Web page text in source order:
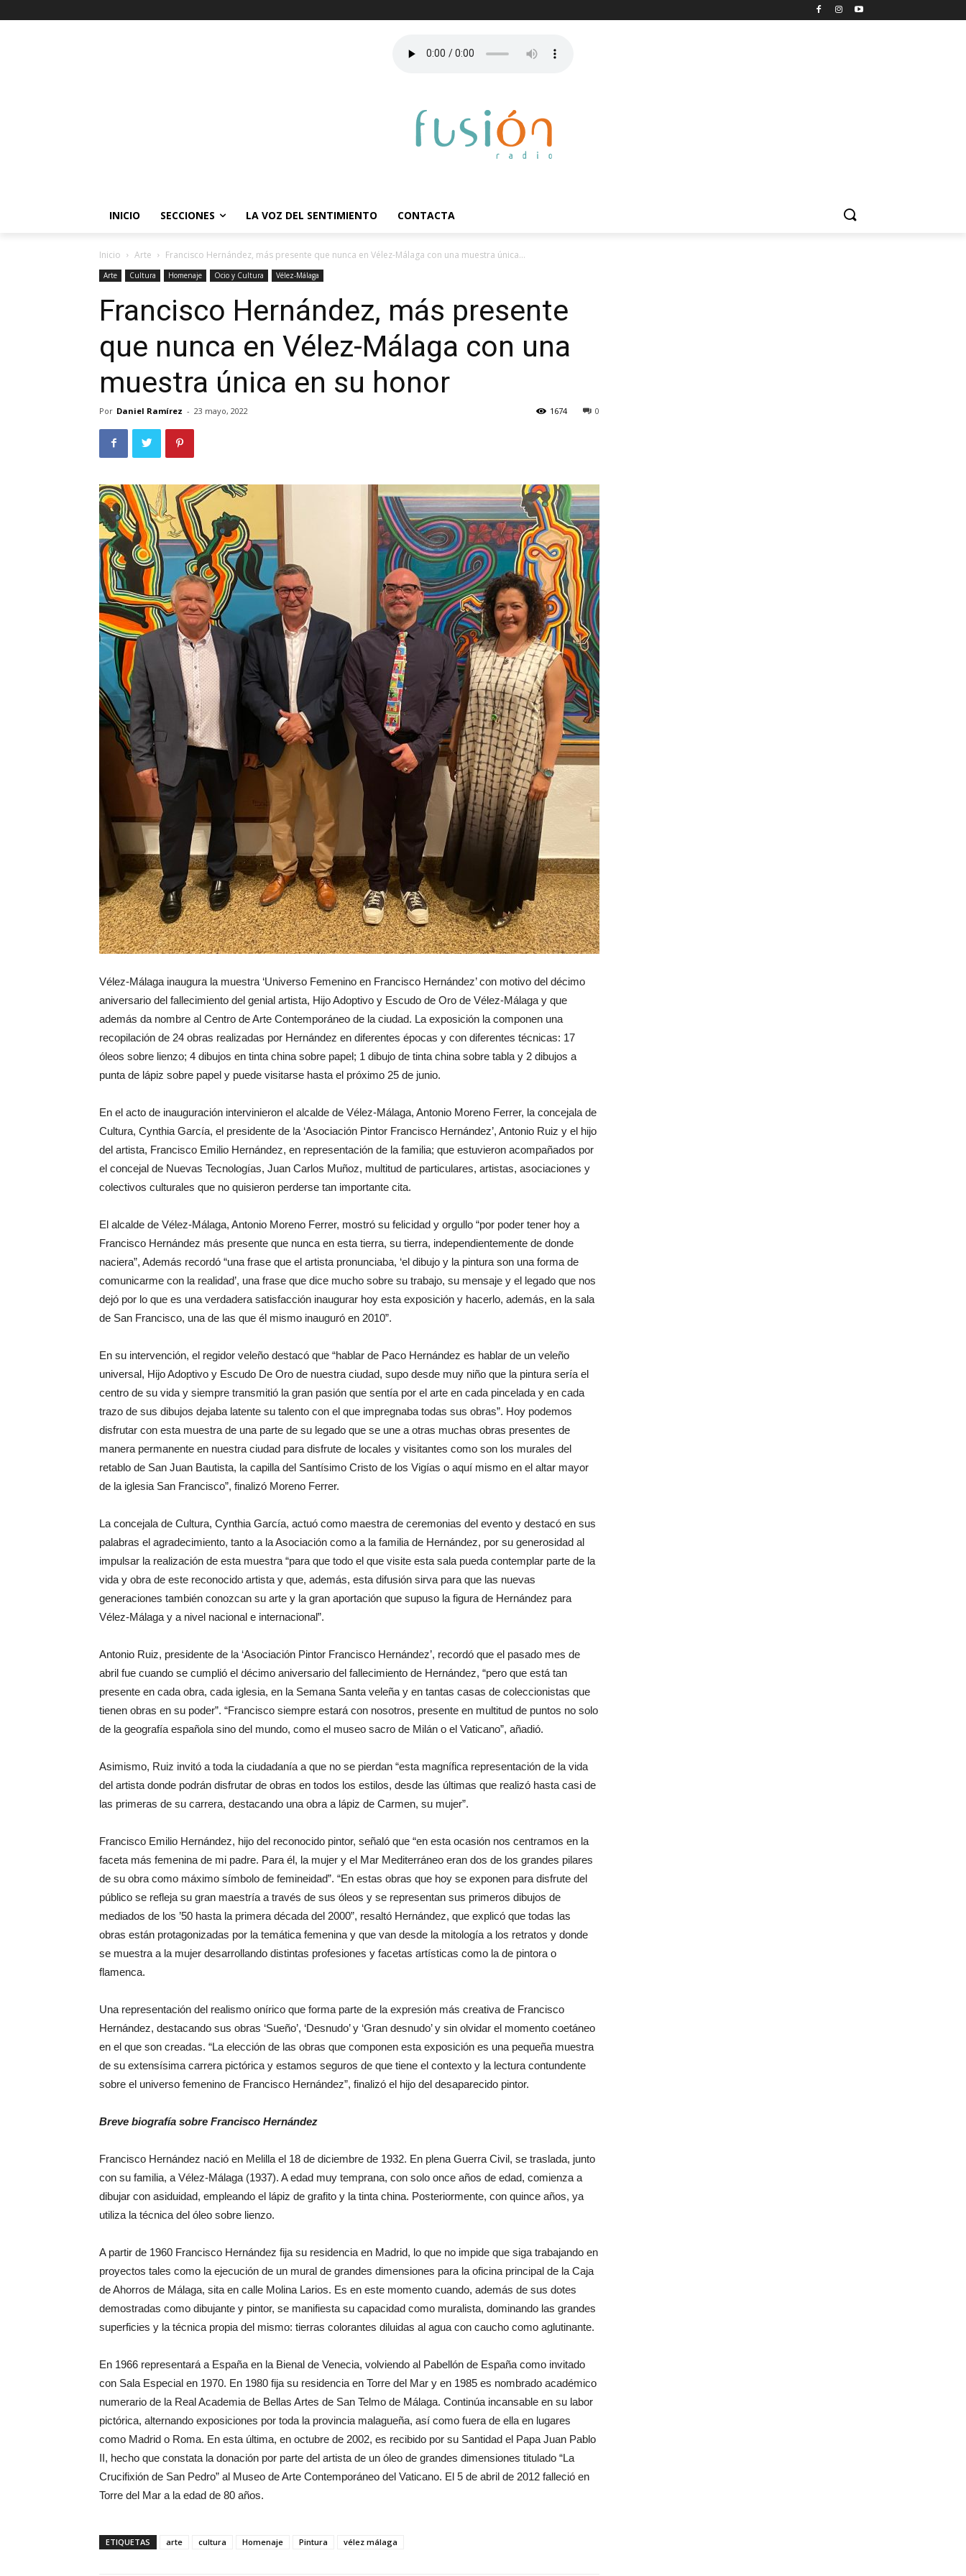
INICIO SECCIONES LA VOZ DEL SENTIMIENTO CONTACTA
Inicio Arte Francisco Hernández, más presente que nunca en Vélez-Málaga con una muestra única...
Arte Cultura Homenaje Ocio y Cultura Vélez-Málaga
Francisco Hernández, más presente
que nunca en Vélez-Málaga con una
muestra única en su honor
Por Daniel Ramírez - 23 mayo, 2022 0
1674
Vélez-Málaga inaugura la muestra ‘Universo Femenino en Francisco Hernández’ con motivo del décimo
aniversario del fallecimiento del genial artista, Hijo Adoptivo y Escudo de Oro de Vélez-Málaga y que
además da nombre al Centro de Arte Contemporáneo de la ciudad. La exposición la componen una
recopilación de 24 obras realizadas por Hernández en diferentes épocas y con diferentes técnicas: 17
óleos sobre lienzo; 4 dibujos en tinta china sobre papel; 1 dibujo de tinta china sobre tabla y 2 dibujos a
punta de lápiz sobre papel y puede visitarse hasta el próximo 25 de junio.
En el acto de inauguración intervinieron el alcalde de Vélez-Málaga, Antonio Moreno Ferrer, la concejala de
Cultura, Cynthia García, el presidente de la ‘Asociación Pintor Francisco Hernández’, Antonio Ruiz y el hijo
del artista, Francisco Emilio Hernández, en representación de la familia; que estuvieron acompañados por
el concejal de Nuevas Tecnologías, Juan Carlos Muñoz, multitud de particulares, artistas, asociaciones y
colectivos culturales que no quisieron perderse tan importante cita.
El alcalde de Vélez-Málaga, Antonio Moreno Ferrer, mostró su felicidad y orgullo “por poder tener hoy a
Francisco Hernández más presente que nunca en esta tierra, su tierra, independientemente de donde
naciera”, Además recordó “una frase que el artista pronunciaba, ‘el dibujo y la pintura son una forma de
comunicarme con la realidad’, una frase que dice mucho sobre su trabajo, su mensaje y el legado que nos
dejó por lo que es una verdadera satisfacción inaugurar hoy esta exposición y hacerlo, además, en la sala
de San Francisco, una de las que él mismo inauguró en 2010”.
En su intervención, el regidor veleño destacó que “hablar de Paco Hernández es hablar de un veleño
universal, Hijo Adoptivo y Escudo De Oro de nuestra ciudad, supo desde muy niño que la pintura sería el
centro de su vida y siempre transmitió la gran pasión que sentía por el arte en cada pincelada y en cada
trazo de sus dibujos dejaba latente su talento con el que impregnaba todas sus obras”. Hoy podemos
disfrutar con esta muestra de una parte de su legado que se une a otras muchas obras presentes de
manera permanente en nuestra ciudad para disfrute de locales y visitantes como son los murales del
retablo de San Juan Bautista, la capilla del Santísimo Cristo de los Vigías o aquí mismo en el altar mayor
de la iglesia San Francisco”, finalizó Moreno Ferrer.
La concejala de Cultura, Cynthia García, actuó como maestra de ceremonias del evento y destacó en sus
palabras el agradecimiento, tanto a la Asociación como a la familia de Hernández, por su generosidad al
impulsar la realización de esta muestra “para que todo el que visite esta sala pueda contemplar parte de la
vida y obra de este reconocido artista y que, además, esta difusión sirva para que las nuevas
generaciones también conozcan su arte y la gran aportación que supuso la figura de Hernández para
Vélez-Málaga y a nivel nacional e internacional”.
Antonio Ruiz, presidente de la ‘Asociación Pintor Francisco Hernández’, recordó que el pasado mes de
abril fue cuando se cumplió el décimo aniversario del fallecimiento de Hernández, “pero que está tan
presente en cada obra, cada iglesia, en la Semana Santa veleña y en tantas casas de coleccionistas que
tienen obras en su poder”. “Francisco siempre estará con nosotros, presente en multitud de puntos no solo
de la geografía española sino del mundo, como el museo sacro de Milán o el Vaticano”, añadió.
Asimismo, Ruiz invitó a toda la ciudadanía a que no se pierdan “esta magnífica representación de la vida
del artista donde podrán disfrutar de obras en todos los estilos, desde las últimas que realizó hasta casi de
las primeras de su carrera, destacando una obra a lápiz de Carmen, su mujer”.
Francisco Emilio Hernández, hijo del reconocido pintor, señaló que “en esta ocasión nos centramos en la
faceta más femenina de mi padre. Para él, la mujer y el Mar Mediterráneo eran dos de los grandes pilares
de su obra como máximo símbolo de femineidad”. “En estas obras que hoy se exponen para disfrute del
público se refleja su gran maestría a través de sus óleos y se representan sus primeros dibujos de
mediados de los ’50 hasta la primera década del 2000”, resaltó Hernández, que explicó que todas las
obras están protagonizadas por la temática femenina y que van desde la mitología a los retratos y donde
se muestra a la mujer desarrollando distintas profesiones y facetas artísticas como la de pintora o
flamenca.
Una representación del realismo onírico que forma parte de la expresión más creativa de Francisco
Hernández, destacando sus obras ‘Sueño’, ‘Desnudo’ y ‘Gran desnudo’ y sin olvidar el momento coetáneo
en el que son creadas. “La elección de las obras que componen esta exposición es una pequeña muestra
de su extensísima carrera pictórica y estamos seguros de que tiene el contexto y la lectura contundente
sobre el universo femenino de Francisco Hernández”, finalizó el hijo del desaparecido pintor.
Breve biografía sobre Francisco Hernández
Francisco Hernández nació en Melilla el 18 de diciembre de 1932. En plena Guerra Civil, se traslada, junto
con su familia, a Vélez-Málaga (1937). A edad muy temprana, con solo once años de edad, comienza a
dibujar con asiduidad, empleando el lápiz de grafito y la tinta china. Posteriormente, con quince años, ya
utiliza la técnica del óleo sobre lienzo.
A partir de 1960 Francisco Hernández fija su residencia en Madrid, lo que no impide que siga trabajando en
proyectos tales como la ejecución de un mural de grandes dimensiones para la oficina principal de la Caja
de Ahorros de Málaga, sita en calle Molina Larios. Es en este momento cuando, además de sus dotes
demostradas como dibujante y pintor, se manifiesta su capacidad como muralista, dominando las grandes
superficies y la técnica propia del mismo: tierras colorantes diluidas al agua con caucho como aglutinante.
En 1966 representará a España en la Bienal de Venecia, volviendo al Pabellón de España como invitado
con Sala Especial en 1970. En 1980 fija su residencia en Torre del Mar y en 1985 es nombrado académico
numerario de la Real Academia de Bellas Artes de San Telmo de Málaga. Continúa incansable en su labor
pictórica, alternando exposiciones por toda la provincia malagueña, así como fuera de ella en lugares
como Madrid o Roma. En esta última, en octubre de 2002, es recibido por su Santidad el Papa Juan Pablo
II, hecho que constata la donación por parte del artista de un óleo de grandes dimensiones titulado “La
Crucifixión de San Pedro” al Museo de Arte Contemporáneo del Vaticano. El 5 de abril de 2012 falleció en
Torre del Mar a la edad de 80 años.
ETIQUETAS arte cultura Homenaje Pintura vélez málaga